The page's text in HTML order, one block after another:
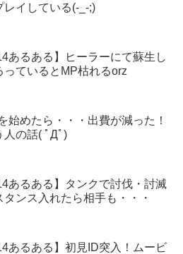
レイしている(-_-;)
あるある】ヒーラーにて蘇生し
っているとMP枯れるorz
始めたら・・・出費が減った！
人の話( ﾟДﾟ)
あるある】タンクで討伐・討滅
タンス入れたら相手も・・・
あるある】初見ID突入！ムービ